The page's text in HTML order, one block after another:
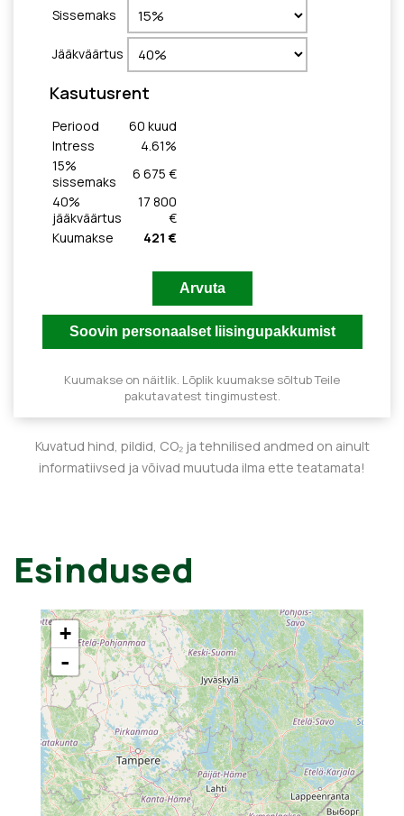
Sissemaks
Jääkväärtus
Kasutusrent
Periood 60 kuud
Intress
4.61%
15%
sissemaks
6 675 €
40%
jääkväärtus
17 800
€
Kuumakse
421 €
Kuumakse on näitlik. Lõplik kuumakse sõltub Teile
pakutavatest tingimustest.
Kuvatud hind, pildid, CO₂ ja tehnilised andmed on ainult
informatiivsed ja võivad muutuda ilma ette teatamata!
Esindused
+
-